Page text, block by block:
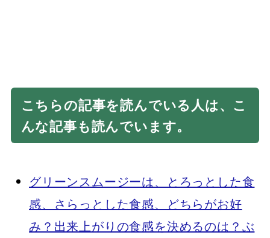
こちらの記事を読んでいる人は、こ
んな記事も読んでいます。
グリーンスムージーは、とろっとした食
感、さらっとした食感、どちらがお好
み？出来上がりの食感を決めるのは？ぶ